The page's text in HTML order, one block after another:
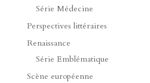
Série Médecine
Perspectives littéraires
Renaissance
Série Emblématique
Scène européenne